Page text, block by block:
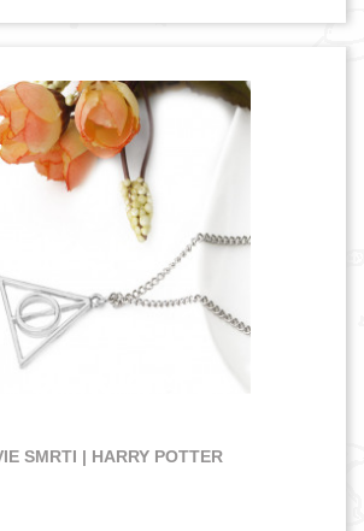
SMRTI | HARRY POTTER